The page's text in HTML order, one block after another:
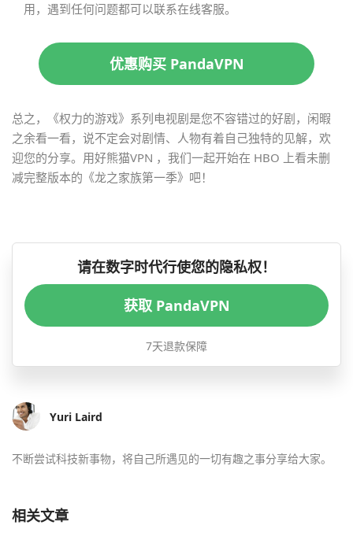
用，遇到任何问题都可以联系在线客服。
优惠购买 PandaVPN
总之，《权力的游戏》系列电视剧是您不容错过的好剧，闲暇
之余看一看，说不定会对剧情、人物有着自己独特的见解，欢
迎您的分享。用好熊猫VPN ，我们一起开始在 HBO 上看未删
减完整版本的《龙之家族第一季》吧！
请在数字时代行使您的隐私权！
获取 PandaVPN
7天退款保障
Yuri Laird
不断尝试科技新事物，将自己所遇见的一切有趣之事分享给大家。
相关文章